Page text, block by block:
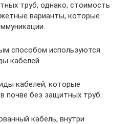
труб, однако, стоимость
варианты, которые
способом используются
кабелей
кабелей, которые
почве без защитных труб:
кабель, внутри